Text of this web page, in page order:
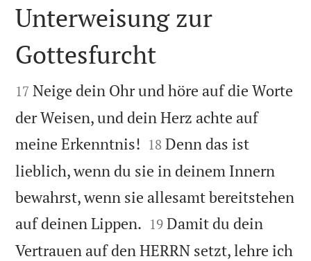

Unterweisung zur
Gottesfurcht

17 Neige dein Ohr und höre auf die Worte
der Weisen, und dein Herz achte auf
meine Erkenntnis! 

18 Denn das ist
lieblich, wenn du sie in deinem Innern
bewahrst, wenn sie allesamt bereitstehen
auf deinen Lippen. 

19 Damit du dein
Vertrauen auf den HERRN setzt, lehre ich